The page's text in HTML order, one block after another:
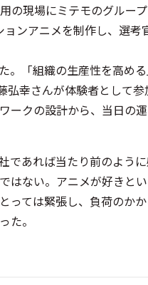
現場にミテモのグルー
ンアニメを制作し、選
「組織の生産性を高め
幸さんが体験者として
ークの設計から、当日の
であれば当たり前のよう
はない。アニメが好きと
っては緊張し、負荷のか
た。